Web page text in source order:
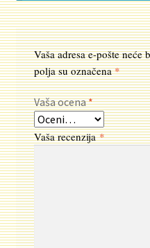
Vaša adresa e-pošte neće
polja su označena*
Vaša ocena*
Vaša recenzija*